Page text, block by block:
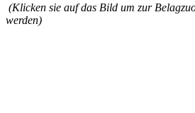
(Klicken sie auf das Bild um zur
werden)